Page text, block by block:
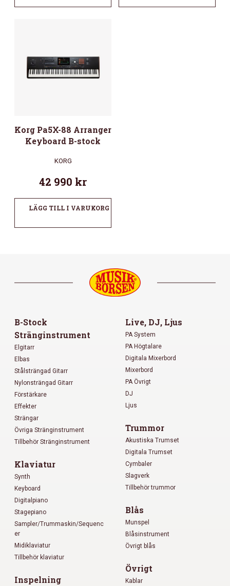
Korg Pa5X-88 Arranger
Keyboard B-stock
KORG
42 990 kr
LÄGG TILL I VARUKORG
B-Stock
Stränginstrument
Elgitarr
Elbas
Stålsträngad Gitarr
Nylonsträngad Gitarr
Förstärkare
Effekter
Strängar
Övriga Stränginstrument
Tillbehör Stränginstrument
Klaviatur
Synth
Keyboard
Digitalpiano
Stagepiano
Sampler/Trummaskin/Sequenc
er
Midiklaviatur
Tillbehör klaviatur
Inspelning
Live, DJ, Ljus
PA System
PA Högtalare
Digitala Mixerbord
Mixerbord
PA Övrigt
DJ
Ljus
Trummor
Akustiska Trumset
Digitala Trumset
Cymbaler
Slagverk
Tillbehör trummor
Blås
Munspel
Blåsinstrument
Övrigt blås
Övrigt
Kablar